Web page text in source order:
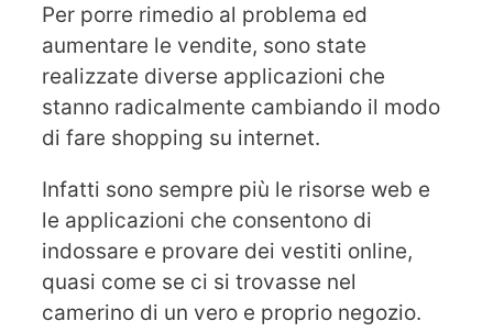
Per porre rimedio al problema ed
aumentare le vendite, sono state
realizzate diverse applicazioni che
stanno radicalmente cambiando il modo
di fare shopping su internet.
Infatti sono sempre più le risorse web e
le applicazioni che consentono di
indossare e provare dei vestiti online,
quasi come se ci si trovasse nel
camerino di un vero e proprio negozio.